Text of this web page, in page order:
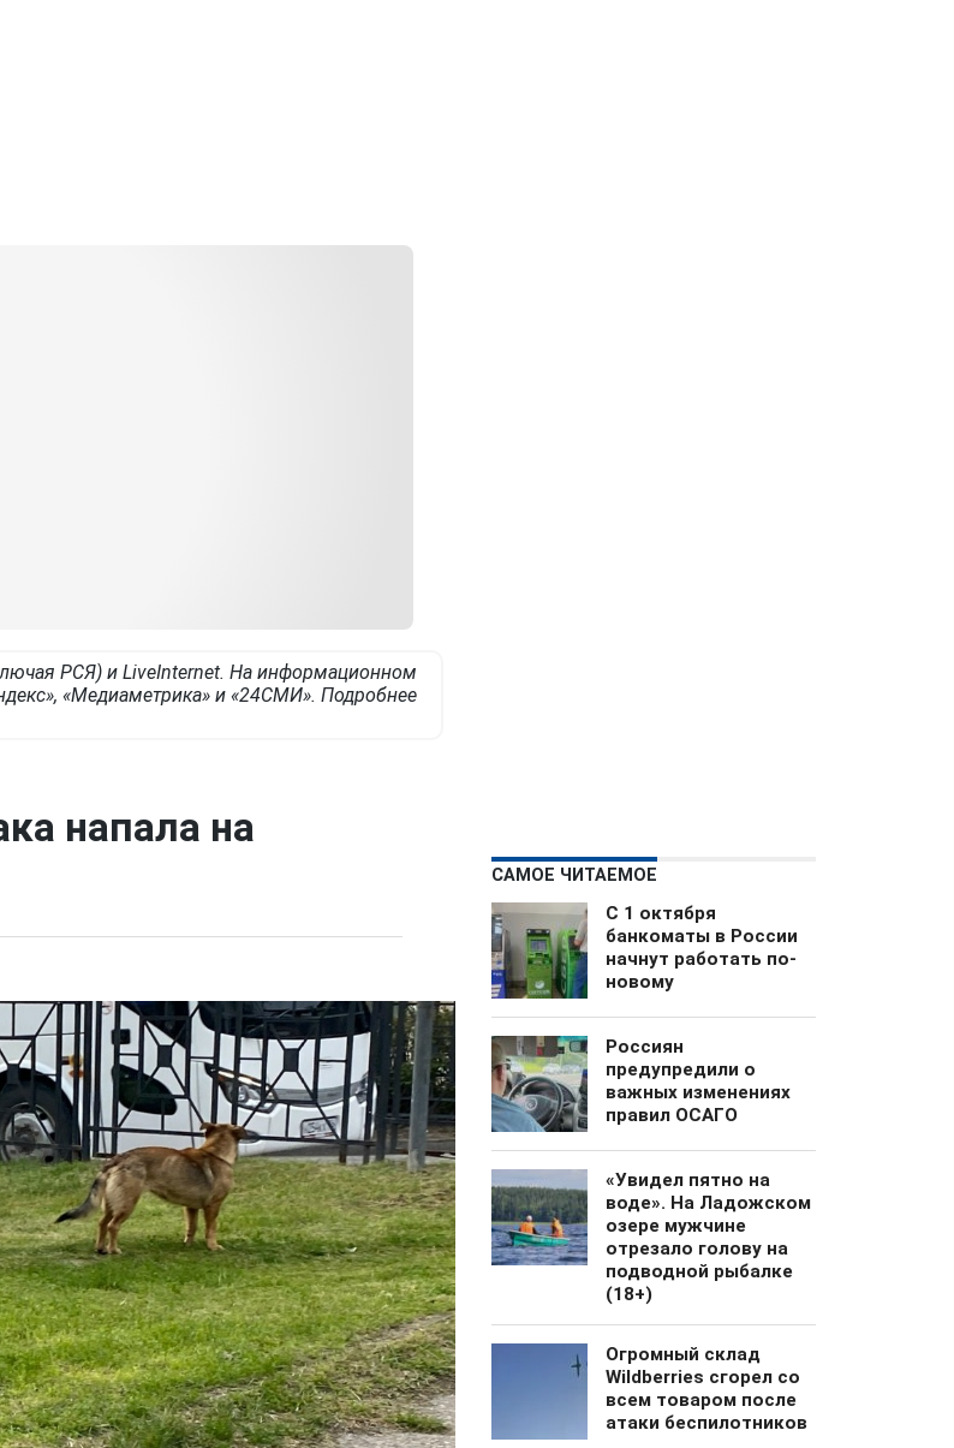
РСЯ) и LiveInternet. На информационном
«Медиаметрика» и «24СМИ». Подробнее
напала на
САМОЕ ЧИТАЕМОЕ
С 1 октября
банкоматы в России
начнут работать по-
новому
Россиян
предупредили о
важных изменениях
правил ОСАГО
«Увидел пятно на
воде». На Ладожском
озере мужчине
отрезало голову на
подводной рыбалке
(18+)
Огромный cклад
Wildberries сгорел со
всем товаром после
атаки беспилотников